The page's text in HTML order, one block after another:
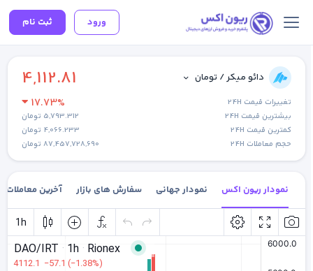
ورود ثبت نام
دائو میکر / تومان 4,112.81
تغییرات قیمت 24H 17.73%
بیشترین قیمت 24H 5,793.312 تومان
کمترین قیمت 24H
4,066.233 تومان
حجم معاملات 24H
87,457,728,690 تومان
نمودار ریون اکس نمودار جهانی سفارش های بازار آخرین معاملات